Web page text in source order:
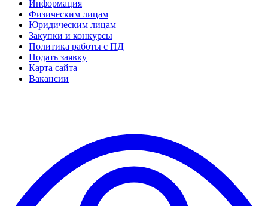
Информация
Физическим лицам
Юридическим лицам
Закупки и конкурсы
Политика работы с ПД
Подать заявку
Карта сайта
Вакансии